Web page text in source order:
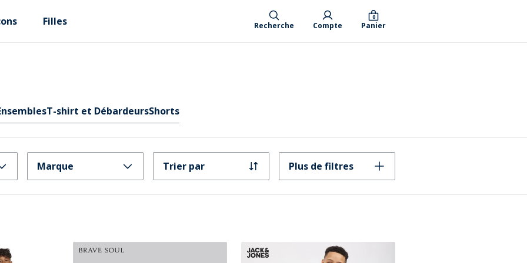
Filles Recherche Compte Panier
0
T-shirt et DébardeursShorts
Marque Trier par Plus de filtres